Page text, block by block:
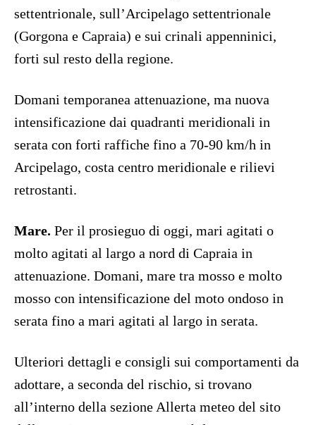
settentrionale, sull’Arcipelago settentrionale
(Gorgona e Capraia) e sui crinali appenninici,
forti sul resto della regione.
Domani temporanea attenuazione, ma nuova
intensificazione dai quadranti meridionali in
serata con forti raffiche fino a 70-90 km/h in
Arcipelago, costa centro meridionale e rilievi
retrostanti.
Mare. Per il prosieguo di oggi, mari agitati o
molto agitati al largo a nord di Capraia in
attenuazione. Domani, mare tra mosso e molto
mosso con intensificazione del moto ondoso in
serata fino a mari agitati al largo in serata.
Ulteriori dettagli e consigli sui comportamenti da
adottare, a seconda del rischio, si trovano
all’interno della sezione Allerta meteo del sito